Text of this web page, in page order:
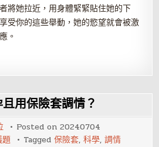
將她拉近，用身體緊緊貼住她的下
受你的這些舉動，她的慾望就會被激
。
用保險套調情？
Posted on20240704
題 Tagged保險套,科學,調情